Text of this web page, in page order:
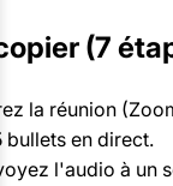
(7
la réunion
bullets en direct.
l'audio à un